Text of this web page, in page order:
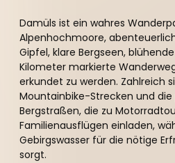
Damüls ist ein wahres
Alpenhochmoore,
Gipfel, klare Bergseen,
Kilometer markierte
erkundet zu werden. Zahlreich
Mountainbike-Strecken und
Bergstraßen, die zu
Familienausflügen einladen,
Gebirgswasser für die nötige
sorgt.